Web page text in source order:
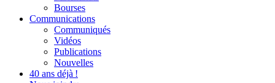
Bourses
Communications
Communiqués
Vidéos
Publications
Nouvelles
40 ans déjà !